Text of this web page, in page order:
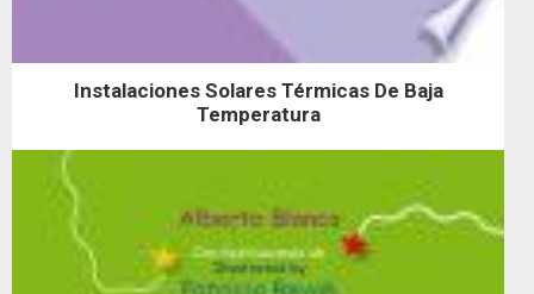
Instalaciones Solares Térmicas De Baja
Temperatura